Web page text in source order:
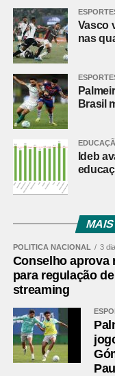
Vasco
nas
Brasil
Ideb
POLÍTICA NACIONAL 3
Conselho aprova
para regulação
streaming